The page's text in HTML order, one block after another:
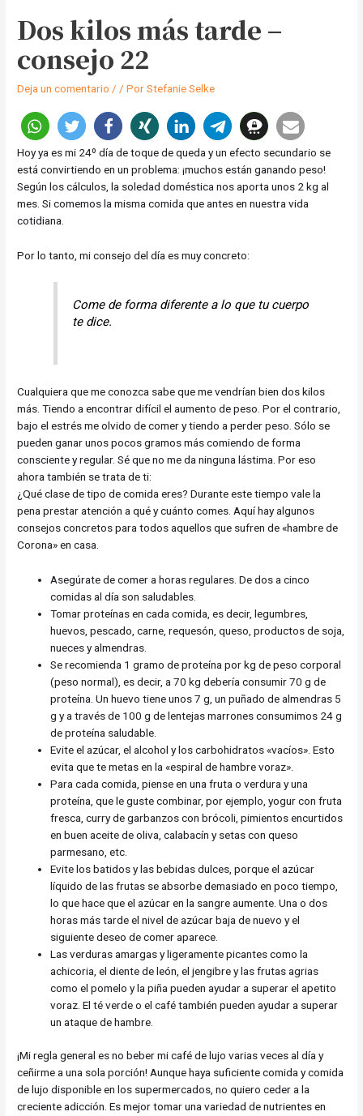
Dos kilos más tarde –
consejo 22
Deja un comentario / / PorStefanie Selke
Hoy ya es mi 24º día de toque de queda y un efecto secundario se
está convirtiendo en un problema: ¡muchos están ganando peso!
Según los cálculos, la soledad doméstica nos aporta unos 2 kg al
mes. Si comemos la misma comida que antes en nuestra vida
cotidiana.
Por lo tanto, mi consejo del día es muy concreto:
Come de forma diferente a lo que tu cuerpo
te dice.
Cualquiera que me conozca sabe que me vendrían bien dos kilos
más. Tiendo a encontrar difícil el aumento de peso. Por el contrario,
bajo el estrés me olvido de comer y tiendo a perder peso. Sólo se
pueden ganar unos pocos gramos más comiendo de forma
consciente y regular. Sé que no me da ninguna lástima. Por eso
ahora también se trata de ti:
¿Qué clase de tipo de comida eres? Durante este tiempo vale la
pena prestar atención a qué y cuánto comes. Aquí hay algunos
consejos concretos para todos aquellos que sufren de «hambre de
Corona» en casa.
Asegúrate de comer a horas regulares. De dos a cinco
comidas al día son saludables.
Tomar proteínas en cada comida, es decir, legumbres,
huevos, pescado, carne, requesón, queso, productos de soja,
nueces y almendras.
Se recomienda 1 gramo de proteína por kg de peso corporal
(peso normal), es decir, a 70 kg debería consumir 70 g de
proteína. Un huevo tiene unos 7 g, un puñado de almendras 5
g y a través de 100 g de lentejas marrones consumimos 24 g
de proteína saludable.
Evite el azúcar, el alcohol y los carbohidratos «vacíos». Esto
evita que te metas en la «espiral de hambre voraz».
Para cada comida, piense en una fruta o verdura y una
proteína, que le guste combinar, por ejemplo, yogur con fruta
fresca, curry de garbanzos con brócoli, pimientos encurtidos
en buen aceite de oliva, calabacín y setas con queso
parmesano, etc.
Evite los batidos y las bebidas dulces, porque el azúcar
líquido de las frutas se absorbe demasiado en poco tiempo,
lo que hace que el azúcar en la sangre aumente. Una o dos
horas más tarde el nivel de azúcar baja de nuevo y el
siguiente deseo de comer aparece.
Las verduras amargas y ligeramente picantes como la
achicoria, el diente de león, el jengibre y las frutas agrias
como el pomelo y la piña pueden ayudar a superar el apetito
voraz. El té verde o el café también pueden ayudar a superar
un ataque de hambre.
¡Mi regla general es no beber mi café de lujo varias veces al día y
ceñirme a una sola porción! Aunque haya suficiente comida y comida
de lujo disponible en los supermercados, no quiero ceder a la
creciente adicción. Es mejor tomar una variedad de nutrientes en